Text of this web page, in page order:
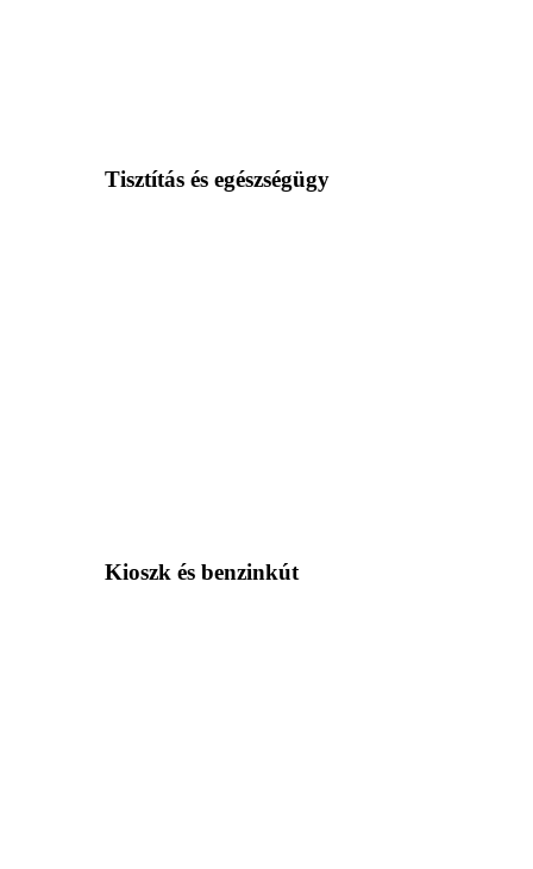
Tisztítás és egészségügy
Kioszk és benzinkút